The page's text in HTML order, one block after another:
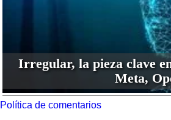
Irregular, la pieza clave
Meta,
Política de comentarios